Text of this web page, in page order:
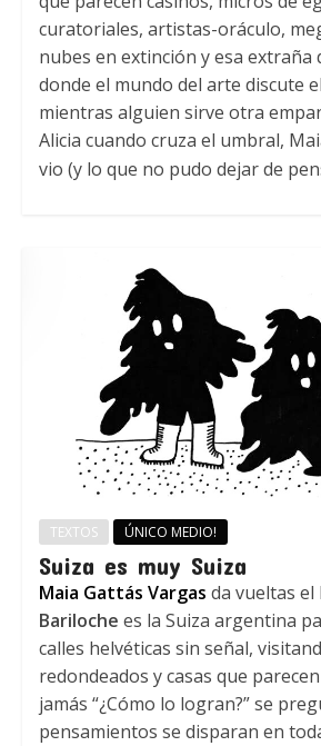
curatoriales, artistas-oráculo,
nubes en extinción y esa extraña
donde el mundo del arte discute
mientras alguien sirve otra
Alicia cuando cruza el umbral,
vio (y lo que no pudo dejar de
TEXTOS ÚNICO MEDIO!
Suiza es muy Suiza
Maia Gattás Vargas da vueltas
Bariloche es la Suiza argentina
calles helvéticas sin señal,
redondeados y casas que
jamás “¿Cómo lo logran?” se
pensamientos se disparan en